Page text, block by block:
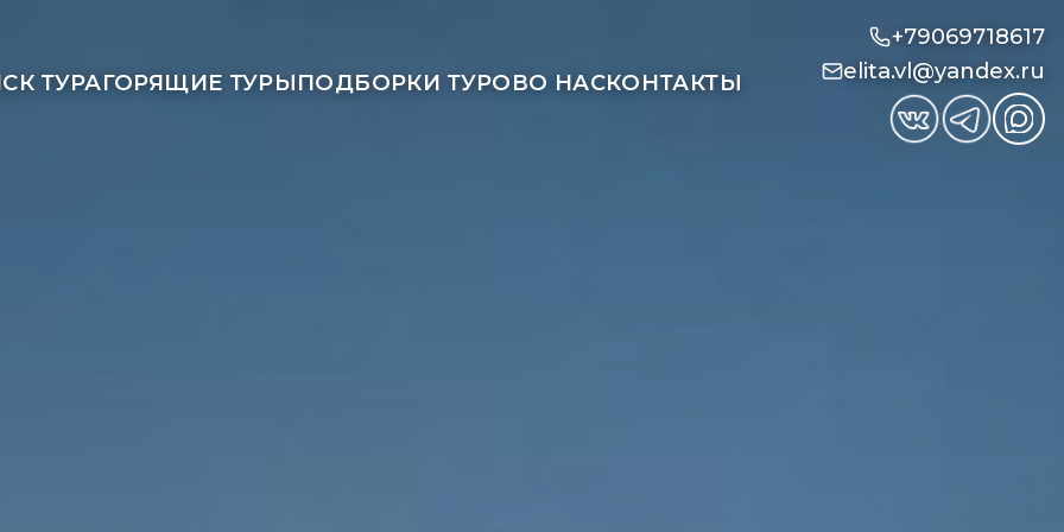
ТУРАГОРЯЩИЕ ТУРЫПОДБОРКИ ТУРОВО НАСКОНТАКТЫ
+79069718617
elita.vl@yandex.ru